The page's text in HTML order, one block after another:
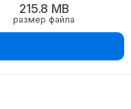
215.8 MB
размер файла